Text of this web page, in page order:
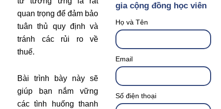
quan trọng để đảm bảo
tuân thủ quy định và
tránh các rủi ro về
thuế.
Bài trình bày này sẽ
giúp bạn nắm vững
các tình huống thanh
gia cộng đồng học viên
Họ và Tên
Email
Số điện thoại